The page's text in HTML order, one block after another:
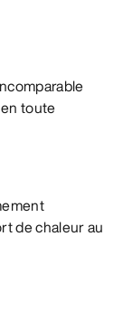
toute
de chaleur au